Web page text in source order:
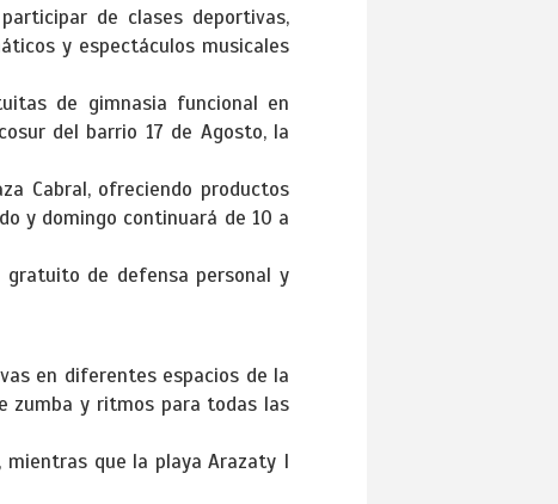
de clases deportivas,
y espectáculos musicales
de gimnasia funcional en
del barrio 17 de Agosto, la
Cabral, ofreciendo productos
y domingo continuará de 10 a
de defensa personal y
en diferentes espacios de la
zumba y ritmos para todas las
mientras que la playa Arazaty I